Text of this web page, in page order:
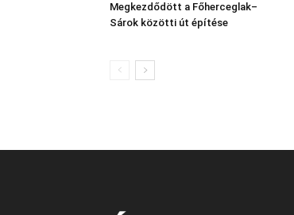
Megkezdődött a Főherceglak–
Sárok közötti út építése